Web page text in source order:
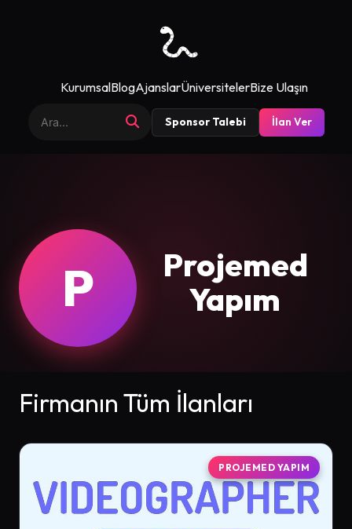
KurumsalBlogAjanslarÜniversitelerBize Ulaşın
Sponsor Talebi İlan Ver
P
Projemed
Yapım
Firmanın Tüm İlanları
PROJEMED YAPIM